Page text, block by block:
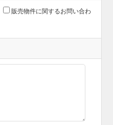
販売物件に関するお問い合わ